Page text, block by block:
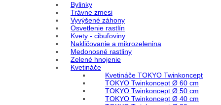
Bylinky
Trávne zmesi
Vyvýšené záhony
Osvetlenie rastlín
Kvety - cibuľoviny
Nakličovanie a mikrozelenina
Medonosné rastliny
Zelené hnojenie
Kvetináče
Kvetináče TOKYO Twinkoncept
TOKYO Twinkoncept Ø 60 cm
TOKYO Twinkoncept Ø 50 cm
TOKYO Twinkoncept Ø 40 cm